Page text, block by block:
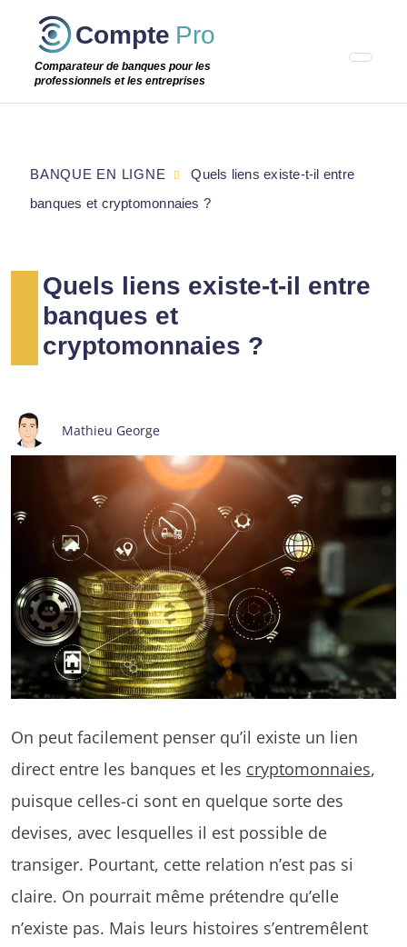
Passer
étape
Compte Pro
Comparateur de banques pour les
professionnels et les entreprises
Quels liens existe-t-il entre
banques et
cryptomonnaies ?
Mathieu George
On peut facilement penser qu’il existe un lien
direct entre les banques et les cryptomonnaies,
puisque celles-ci sont en quelque sorte des
devises, avec lesquelles il est possible de
transiger. Pourtant, cette relation n’est pas si
claire. On pourrait même prétendre qu’elle
n’existe pas. Mais leurs histoires s’entremêlent
BANQUE EN LIGNE
Quels liens existe-t-il entre
banques et cryptomonnaies ?